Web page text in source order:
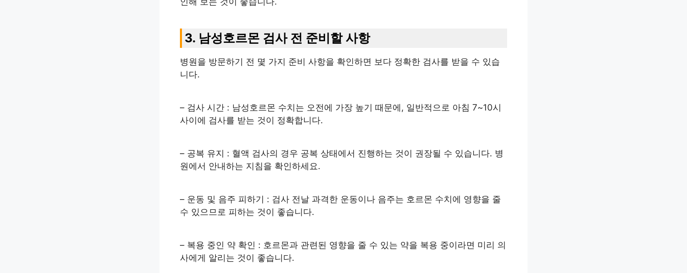
3. 남성호르몬 검사 전 준비할 사항
병원을 방문하기 전 몇 가지 준비 사항을 확인하면 보다 정확한 검사를 받을 수 있습
니다.
– 검사 시간 : 남성호르몬 수치는 오전에 가장 높기 때문에, 일반적으로 아침 7~10시
사이에 검사를 받는 것이 정확합니다.
– 공복 유지 : 혈액 검사의 경우 공복 상태에서 진행하는 것이 권장될 수 있습니다. 병
원에서 안내하는 지침을 확인하세요.
– 운동 및 음주 피하기 : 검사 전날 과격한 운동이나 음주는 호르몬 수치에 영향을 줄
수 있으므로 피하는 것이 좋습니다.
– 복용 중인 약 확인 : 호르몬과 관련된 영향을 줄 수 있는 약을 복용 중이라면 미리 의
사에게 알리는 것이 좋습니다.